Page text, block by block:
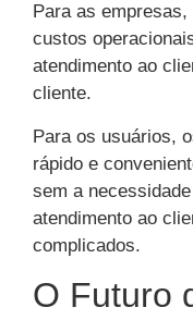
Para as
custos
atendimento ao
cliente.
Para os usuários,
rápido e
sem a
atendimento ao
complicados.
O Futuro